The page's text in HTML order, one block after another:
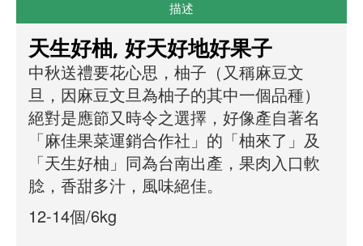
描述
天生好柚, 好天好地好果子
中秋送禮要花心思，柚子（又稱麻豆文
旦，因麻豆文旦為柚子的其中一個品種）
絕對是應節又時令之選擇，好像產自著名
「麻佳果菜運銷合作社」的「柚來了」及
「天生好柚」同為台南出產，果肉入口軟
腍，香甜多汁，風味絕佳。
12-14個/6kg